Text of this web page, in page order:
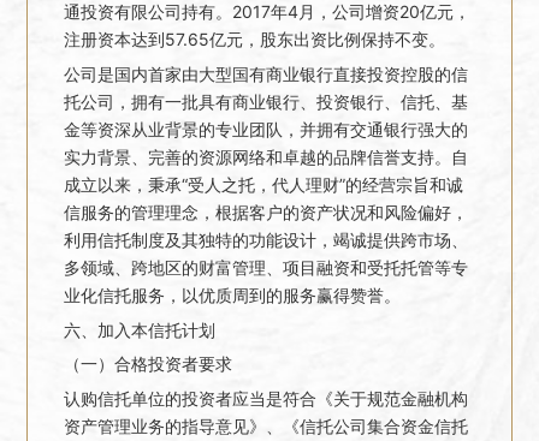
通投资有限公司持有。2017年4月，公司增资20亿元，
注册资本达到57.65亿元，股东出资比例保持不变。
公司是国内首家由大型国有商业银行直接投资控股的信
托公司，拥有一批具有商业银行、投资银行、信托、基
金等资深从业背景的专业团队，并拥有交通银行强大的
实力背景、完善的资源网络和卓越的品牌信誉支持。自
成立以来，秉承“受人之托，代人理财”的经营宗旨和诚
信服务的管理理念，根据客户的资产状况和风险偏好，
利用信托制度及其独特的功能设计，竭诚提供跨市场、
多领域、跨地区的财富管理、项目融资和受托托管等专
业化信托服务，以优质周到的服务赢得赞誉。
六、加入本信托计划
（一）合格投资者要求
认购信托单位的投资者应当是符合《关于规范金融机构
资产管理业务的指导意见》、《信托公司集合资金信托